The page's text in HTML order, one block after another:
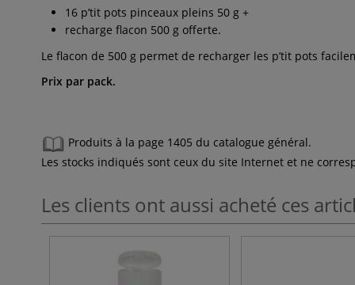
16 p’tit pots pinceaux pleins 50 g +
recharge flacon 500 g offerte.
Le flacon de 500 g permet de recharger les p’tit pots
Prix par pack.
Produits à la page 1405 du catalogue général.
Les stocks indiqués sont ceux du site Internet et ne
Les clients ont aussi acheté ces